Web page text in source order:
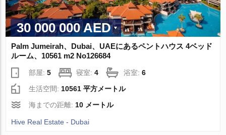
30 000 000 AED
Palm Jumeirah、Dubai、UAEにあるペントハウス 4ベッド
ルーム、10561 m2 No126684
部屋:5 寝室:4 浴室:6
生活空間:10561 平方メートル
海までの距離:10 メートル
Hive Real Estate - Dubai